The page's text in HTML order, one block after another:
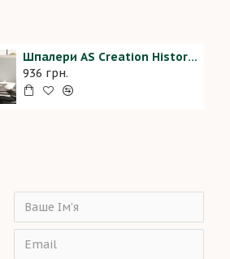
Шпалери AS Creation History of Art 37656-9
936 грн.